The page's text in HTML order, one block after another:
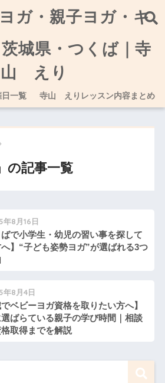
ガ・親子ヨガ・キ
城県・つくば｜寺
山 えり
一覧 寺山 えりレッスン内容まとめ
の記事一覧
年8月16日
ばで小学生・幼児の習い事を探して
】“子ども姿勢ヨガ”が選ばれる3つ
年8月4日
でベビーヨガ資格を取りたい方へ】
ばらている親子の学び時間｜相談
取得までを解説